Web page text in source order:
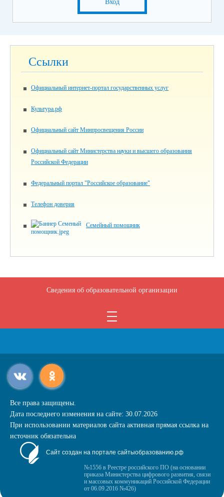
Вход
Ссылки
Официальный интернет-портал государственных услуг
Культура.рф
Официальный сайт Минпросвещения России
Официальный сайт Министерства науки и высшего образования
Российской Федерации
Федеральный портал "Российское образование"
Телефон доверия
Семейный помощник
Сведения об образовательной организации
Все права защищены.
Дата последнего изменения на сайте: 30.07.2026
При использовании материалов сайта активная прямая ссылка на
источник обязательна
Сайт создан на портале сайтыобразованию.рф
№1556 в Реестре российского ПО (на основании
приказа Министерства цифрового развития, связи
и массовых коммуникаций Российской Федерации
от 06.09.2016 №426)